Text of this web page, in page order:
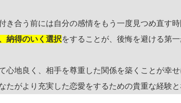
き合う前には自分の感情をもう一度見つめ直す
納得のいく選択をすることが、後悔を避ける第一
心地良く、相手を尊重した関係を築くことが幸
たがより充実した恋愛をするための貴重な経験と